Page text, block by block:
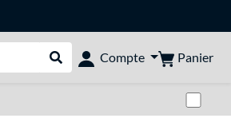
Rechercher dans le shop
Compte Panier